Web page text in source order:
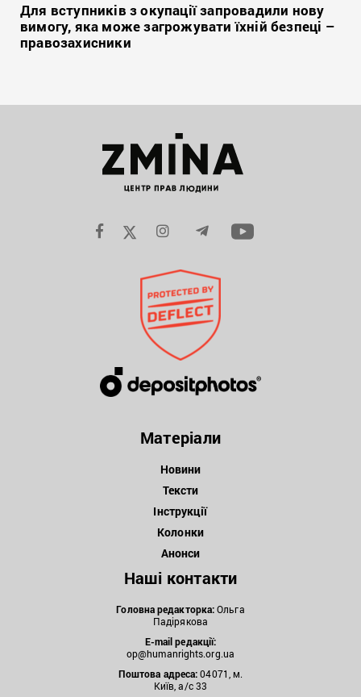
Для вступників з окупації запровадили нову
вимогу, яка може загрожувати їхній безпеці –
правозахисники
Матеріали
Новини
Тексти
Інструкції
Колонки
Анонси
Наші контакти
Головна редакторка:Ольга
Падірякова
E-mail редакції:
op@humanrights.org.ua
Поштова адреса:04071, м.
Київ, а/с 33